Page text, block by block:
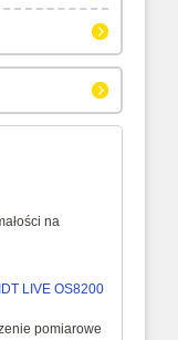
na
LIVE OS8200
pomiarowe